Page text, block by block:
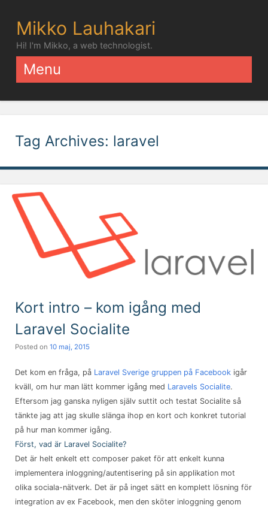
Mikko Lauhakari
Hi! I'm Mikko, a web technologist.
Menu
Tag Archives: laravel
Kort intro – kom igång med
Laravel Socialite
Posted on 10 maj, 2015
Det kom en fråga, på Laravel Sverige gruppen på Facebook igår
kväll, om hur man lätt kommer igång med Laravels Socialite.
Eftersom jag ganska nyligen själv suttit och testat Socialite så
tänkte jag att jag skulle slänga ihop en kort och konkret tutorial
på hur man kommer igång.
Först, vad är Laravel Socialite?
Det är helt enkelt ett composer paket för att enkelt kunna
implementera inloggning/autentisering på sin applikation mot
olika sociala-nätverk. Det är på inget sätt en komplett lösning för
integration av ex Facebook, men den sköter inloggning genom